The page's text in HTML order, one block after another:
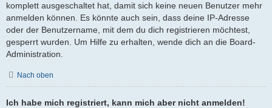
komplett ausgeschaltet hat, damit sich keine neuen Benutzer mehr
anmelden können. Es könnte auch sein, dass deine IP-Adresse
oder der Benutzername, mit dem du dich registrieren möchtest,
gesperrt wurden. Um Hilfe zu erhalten, wende dich an die Board-
Administration.
Nach oben
Ich habe mich registriert, kann mich aber nicht anmelden!